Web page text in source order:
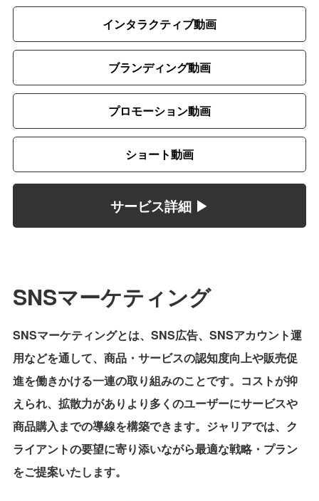
インタラクティブ動画
ブランディング動画
プロモーション動画
ショート動画
サービス詳細 ▶︎
SNSマーケティング
SNSマーケティングとは、SNS広告、SNSアカウント運
用などを通して、商品・サービスの認知度向上や販売促
進を働きかける一連の取り組みのことです。コストが抑
えられ、拡散力がありより多くのユーザーにサービスや
商品購入までの導線を構築できます。ジャリアでは、ク
ライアントの要望に寄り添いながら最適な戦略・プラン
をご提案いたします。